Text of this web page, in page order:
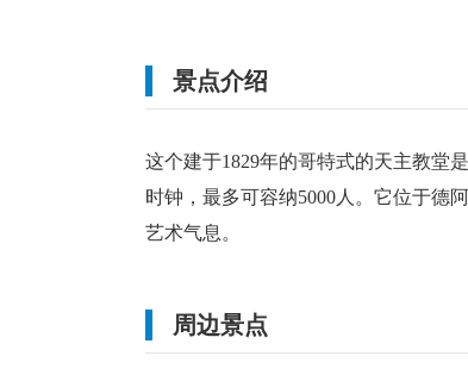
景点介绍
这个建于1829年的哥特式的天主教堂
时钟，最多可容纳5000人。它位于德
艺术气息。
周边景点